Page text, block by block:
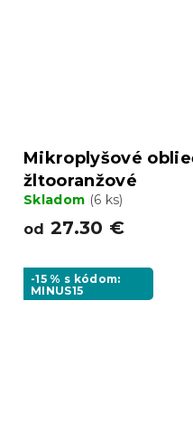
Mikroplyšové
žltooranžové
Skladom (6 ks)
od 27.30 €
-15 % s kódom:
MINUS15